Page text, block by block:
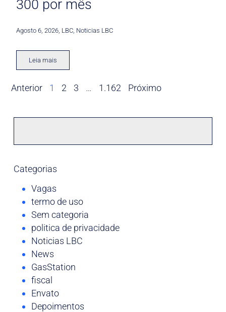
300 por mês
Agosto 6, 2026 LBC Noticias LBC
Leia mais
Anterior 1 2 3 … 1.162 Próximo
Categorias
Vagas
termo de uso
Sem categoria
politica de privacidade
Noticias LBC
News
GasStation
fiscal
Envato
Depoimentos